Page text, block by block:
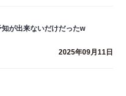
が出来ないだけだったw
2025年09月11日